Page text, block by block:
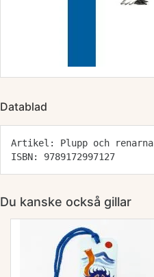
Datablad
Artikel: Plupp och renarna
ISBN: 9789172997127
Du kanske också gillar